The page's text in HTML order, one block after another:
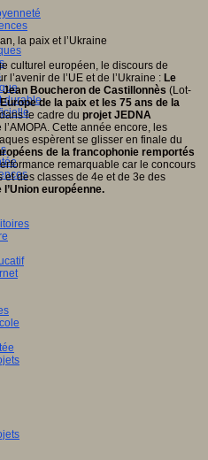
durable
culturel européen, le discours de
l’avenir de l’UE et de l’Ukraine : Le
Boucheron de Castillonnès (Lot-
de la paix et les 75 ans de la
le cadre du projet JEDNA
Cette année encore, les
espèrent se glisser en finale du
de la francophonie remportés
remarquable car le concours
des classes de 4e et de 3e des
l’Union européenne.